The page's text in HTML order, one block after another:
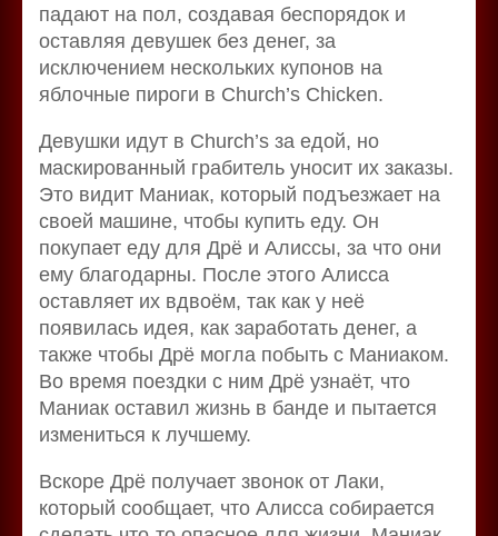
падают на пол, создавая беспорядок и
оставляя девушек без денег, за
исключением нескольких купонов на
яблочные пироги в Church’s Chicken.
Девушки идут в Church’s за едой, но
маскированный грабитель уносит их заказы.
Это видит Маниак, который подъезжает на
своей машине, чтобы купить еду. Он
покупает еду для Дрё и Алиссы, за что они
ему благодарны. После этого Алисса
оставляет их вдвоём, так как у неё
появилась идея, как заработать денег, а
также чтобы Дрё могла побыть с Маниаком.
Во время поездки с ним Дрё узнаёт, что
Маниак оставил жизнь в банде и пытается
измениться к лучшему.
Вскоре Дрё получает звонок от Лаки,
который сообщает, что Алисса собирается